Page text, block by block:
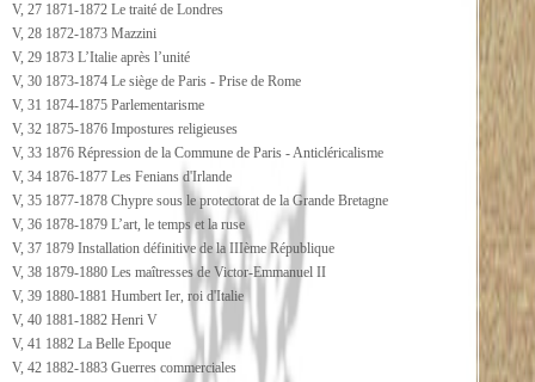
V, 27 1871-1872 Le traité de Londres
V, 28 1872-1873 Mazzini
V, 29 1873 L’Italie après l’unité
V, 30 1873-1874 Le siège de Paris - Prise de Rome
V, 31 1874-1875 Parlementarisme
V, 32 1875-1876 Impostures religieuses
V, 33 1876 Répression de la Commune de Paris - Anticléricalisme
V, 34 1876-1877 Les Fenians d'Irlande
V, 35 1877-1878 Chypre sous le protectorat de la Grande Bretagne
V, 36 1878-1879 L’art, le temps et la ruse
V, 37 1879 Installation définitive de la IIIème République
V, 38 1879-1880 Les maîtresses de Victor-Emmanuel II
V, 39 1880-1881 Humbert Ier, roi d'Italie
V, 40 1881-1882 Henri V
V, 41 1882 La Belle Epoque
V, 42 1882-1883 Guerres commerciales